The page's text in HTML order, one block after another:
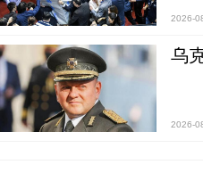
2026-
乌
2026-